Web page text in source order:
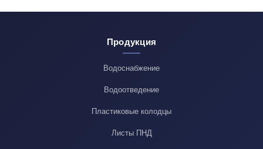
Продукция
Водоснабжение
Водоотведение
Пластиковые колодцы
Листы ПНД